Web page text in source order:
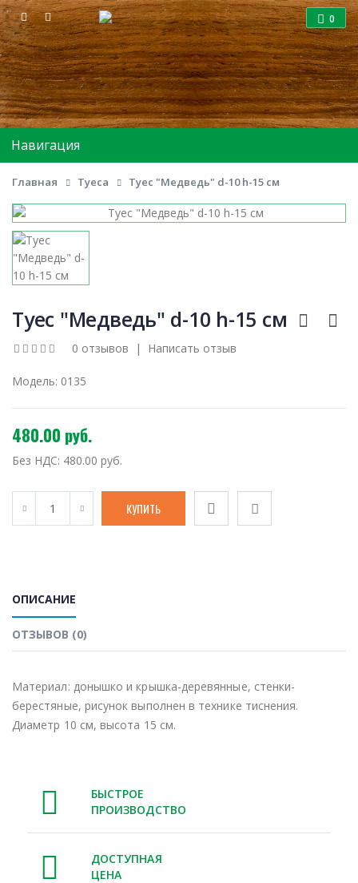
0
Навигация
Главная Туеса Туес "Медведь" d-10 h-15 см
Туес "Медведь" d-10 h-15 см
0 отзывов | Написать отзыв
Модель: 0135
480.00 руб.
Без НДС: 480.00 руб.
ОПИСАНИЕ
ОТЗЫВОВ (0)
Материал: донышко и крышка-деревянные, стенки-
берестяные, рисунок выполнен в технике тиснения.
Диаметр 10 см, высота 15 см.
БЫСТРОЕ
ПРОИЗВОДСТВО
ДОСТУПНАЯ
ЦЕНА